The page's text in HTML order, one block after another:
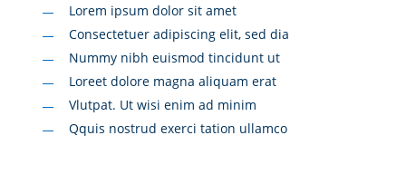
Lorem ipsum dolor sit amet
Consectetuer adipiscing elit, sed dia
Nummy nibh euismod tincidunt ut
Loreet dolore magna aliquam erat
Vlutpat. Ut wisi enim ad minim
Qquis nostrud exerci tation ullamco